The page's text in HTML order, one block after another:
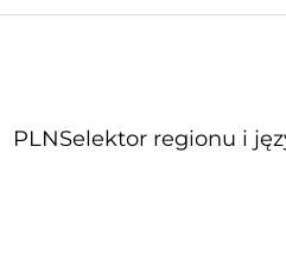
PLNSelektor regionu i